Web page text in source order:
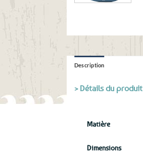
Description
> Détails du produit
Matière
Dimensions